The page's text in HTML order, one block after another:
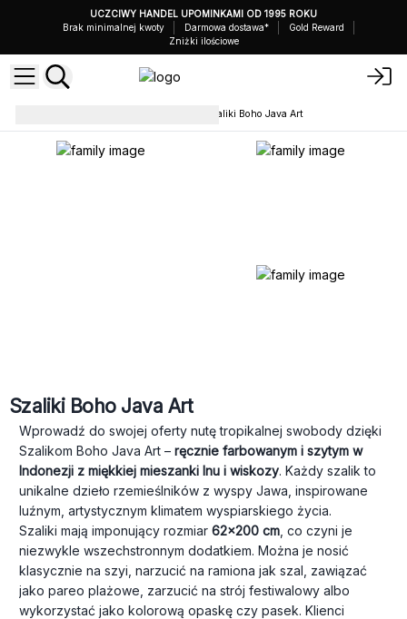
UCZCIWY HANDEL UPOMINKAMI OD 1995 ROKU
Brak minimalnej kwoty
Darmowa dostawa*
Gold Reward
Zniżki ilościowe
Szaliki Boho Java Art
Szaliki Boho Java Art
Wprowadź do swojej oferty nutę tropikalnej swobody dzięki
Szalikom Boho Java Art – ręcznie farbowanym i szytym w
Indonezji z miękkiej mieszanki lnu i wiskozy. Każdy szalik to
unikalne dzieło rzemieślników z wyspy Jawa, inspirowane
luźnym, artystycznym klimatem wyspiarskiego życia.
Szaliki mają imponujący rozmiar 62x200 cm, co czyni je
niezwykle wszechstronnym dodatkiem. Można je nosić
klasycznie na szyi, narzucić na ramiona jak szal, zawiązać
jako pareo plażowe, zarzucić na strój festiwalowy albo
wykorzystać jako kolorową opaskę czy pasek. Klienci